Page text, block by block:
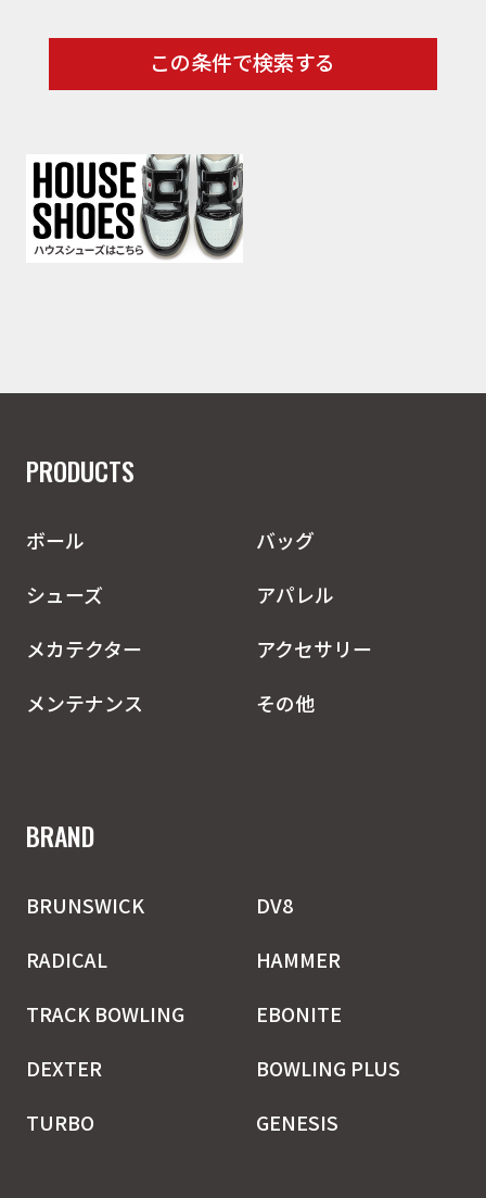
この条件で検索する
PRODUCTS
ボール
バッグ
シューズ
アパレル
メカテクター
アクセサリー
メンテナンス
その他
BRAND
BRUNSWICK
DV8
RADICAL
HAMMER
TRACK BOWLING
EBONITE
DEXTER
BOWLING PLUS
TURBO
GENESIS